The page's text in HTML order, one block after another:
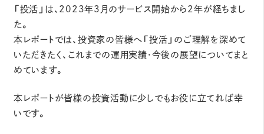
「投活」は、2023年3月のサービス開始から2年が経ちまし
た。
本レポートでは、投資家の皆様へ「投活」のご理解を深めて
いただきたく、これまでの運用実績・今後の展望についてまと
めています。
本レポートが皆様の投資活動に少しでもお役に立てれば幸
いです。